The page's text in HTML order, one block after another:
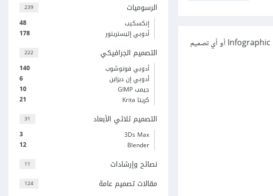
في هذا الدّرس سنستخدم برنامج Adobe illustrator لتصميم رف به مجموعة من الكتب، حيث تستطيع استخدام هذا التصميم ضمن Infographic أو أي تصميم
239 الرسوميات
48
إنكسكيب
178
أدوبي إليستريتور
222 التصميم الجرافيكي
140
أدوبي فوتوشوب
6
أدوبي إن ديزاين
10
جيمب GIMP
21
كريتا Krita
31 التصميم ثلاثي الأبعاد
3
3Ds Max
12
Blender
11 نصائح وإرشادات
124
مقالات تصميم عامة